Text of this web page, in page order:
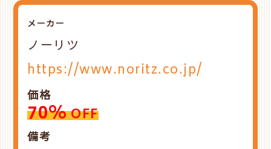
メーカー
ノーリツ
https://www.noritz.co.jp/
価格
70%OFF
備考